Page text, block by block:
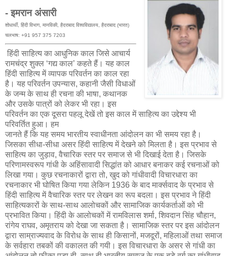
- इमरान अंसारी
शोधार्थी, हिंदी विभाग, मानविकी, हैदराबाद विश्वविद्यालय, हैदराबाद (भारत)
चलभाष: +91 957 375 7203
हिंदी साहित्य का आधुनिक काल जिसे आचार्य
रामचंद्र शुक्ल ‘गद्य काल’ कहते हैं। यह काल
हिंदी साहित्य में व्यापक परिवर्तन का काल रहा
है। यह परिवर्तन उपन्यास, कहानी जैसी विधाओं
के जन्म के साथ ही रचना की भाषा, कथानक
और उसके पात्रों को लेकर भी रहा। इस
परिवर्तन का एक दूसरा पहलू देखें तो इस काल में साहित्य का उद्देश्य भी
परिवर्तित हुआ। हम
जानते हैं कि यह समय भारतीय स्वाधीनता आंदोलन का भी समय रहा है।
जिसका सीधा-सीधा असर हिंदी साहित्य में देखने को मिलता है। इस प्रभाव से
साहित्य का जुड़ाव, वैचारिक स्तर पर समाज से भी दिखाई देता है। जिसके
परिणामस्वरूप गांधी के अहिंसावादी सिद्धांत को आधार बनाकर कई रचनाओं को
लिखा गया। कुछ रचनाकारों द्वारा तो, खुद को गांधीवादी विचारधारा का
रचनाकार भी घोषित किया गया लेकिन 1936 के बाद मार्क्सवाद के प्रभाव से
हिंदी साहित्य में वैचारिक स्तर पर लेखन का रूप बदला। इस प्रभाव ने हिंदी
साहित्यकारों के साथ-साथ आलोचकों और सामाजिक कार्यकर्ताओं को भी
प्रभावित किया। हिंदी के आलोचकों में रामविलास शर्मा, शिवदान सिंह चौहान,
रांगेय राघव, अमृतराय को देखा जा सकता है। सामाजिक स्तर पर इस आंदोलन
द्वारा साम्राज्यवाद के विरोध के साथ ही किसानों, मजदूरों, महिलाओं तथा समाज
के सर्वहारा तबकों की वकालत की गयी। इस विचारधारा के असर से गांधी का